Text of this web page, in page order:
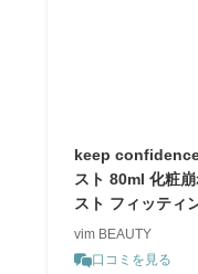
keep confidence
スト 80ml 化粧
スト フィッティ
vim BEAUTY
口コミを見る